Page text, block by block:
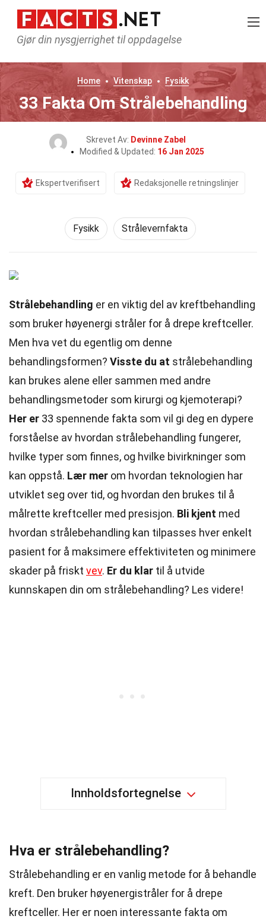
Gjør din nysgjerrighet til oppdagelse
Home Vitenskap Fysikk
33 Fakta Om Strålebehandling
Skrevet Av: Devinne Zabel
Modified & Updated: 16 Jan 2025
Ekspertverifisert Redaksjonelle retningslinjer
Fysikk Strålevernfakta
Strålebehandling er en viktig del av kreftbehandling
som bruker høyenergi stråler for å drepe kreftceller.
Men hva vet du egentlig om denne
behandlingsformen? Visste du at strålebehandling
kan brukes alene eller sammen med andre
behandlingsmetoder som kirurgi og kjemoterapi?
Her er 33 spennende fakta som vil gi deg en dypere
forståelse av hvordan strålebehandling fungerer,
hvilke typer som finnes, og hvilke bivirkninger som
kan oppstå. Lær mer om hvordan teknologien har
utviklet seg over tid, og hvordan den brukes til å
målrette kreftceller med presisjon. Bli kjent med
hvordan strålebehandling kan tilpasses hver enkelt
pasient for å maksimere effektiviteten og minimere
skader på friskt vev. Er du klar til å utvide
kunnskapen din om strålebehandling? Les videre!
Innholdsfortegnelse
Hva er strålebehandling?
Strålebehandling er en vanlig metode for å behandle
kreft. Den bruker høyenergistråler for å drepe
kreftceller. Her er noen interessante fakta om